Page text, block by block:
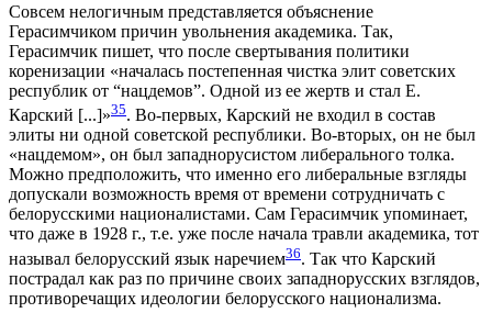
Совсем нелогичным представляется объяснение
Герасимчиком причин увольнения академика. Так,
Герасимчик пишет, что после свертывания политики
коренизации «началась постепенная чистка элит советских
республик от “нацдемов”. Одной из ее жертв и стал Е.
Карский [...]»35. Во-первых, Карский не входил в состав
элиты ни одной советской республики. Во-вторых, он не был
«нацдемом», он был западнорусистом либерального толка.
Можно предположить, что именно его либеральные взгляды
допускали возможность время от времени сотрудничать с
белорусскими националистами. Сам Герасимчик упоминает,
что даже в 1928 г., т.е. уже после начала травли академика, тот
называл белорусский язык наречием36. Так что Карский
пострадал как раз по причине своих западнорусских взглядов,
противоречащих идеологии белорусского национализма.